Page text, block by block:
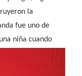
la
fue uno de
niña cuando